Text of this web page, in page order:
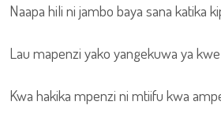
Naapa hili ni jambo baya sana katika
Lau mapenzi yako yangekuwa ya
Kwa hakika mpenzi ni mtiifu kwa